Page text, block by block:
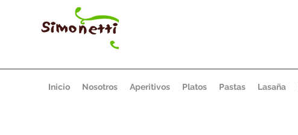
Inicio Nosotros Aperitivos Platos Pastas Lasaña